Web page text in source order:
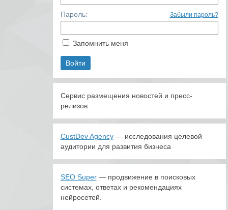
Пароль: Забыли пароль?
Запомнить меня
Сервис размещения новостей и пресс-
релизов.
CustDev Agency— исследования целевой
аудитории для развития бизнеса
SEO Super— продвижение в поисковых
системах, ответах и рекомендациях
нейросетей.